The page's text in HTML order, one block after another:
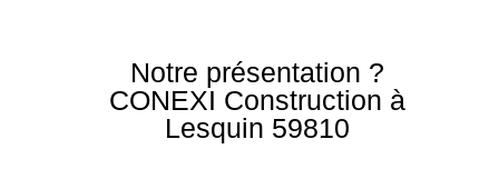
Notre présentation ?
CONEXI Construction à
Lesquin 59810